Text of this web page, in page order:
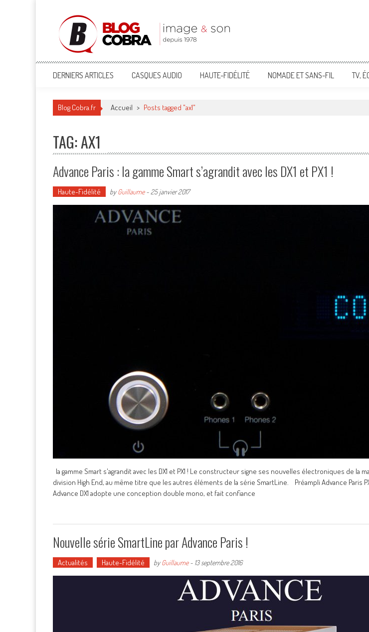
Blog Cobra
Toute l'actu Image & Son !
DERNIERS ARTICLES CASQUES AUDIO HAUTE-FIDÉLITÉ NOMADE ET SANS-FIL TV,
Blog Cobra.fr Accueil > Posts tagged "ax1"
TAG: AX1
Advance Paris : la gamme Smart s’agrandit avec les DX1 et PX1 !
Haute-Fidélité byGuillaume- 25 janvier 2017
la gamme Smart s'agrandit avec les DX1 et PX1 ! Le constructeur signe ses nouvelles électroniques de la
division High End, au même titre que les autres éléments de la série SmartLine. Préampli Advance Paris
Advance DX1 adopte une conception double mono, et fait confiance
Nouvelle série SmartLine par Advance Paris !
Actualités Haute-Fidélité byGuillaume- 13 septembre 2016